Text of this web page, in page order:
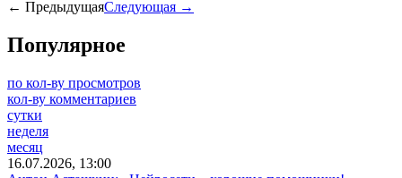
← ПредыдущаяСледующая →
Популярное
по кол-ву просмотров
кол-ву комментариев
сутки
неделя
месяц
16.07.2026, 13:00